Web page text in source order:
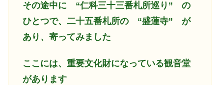
その途中に “仁科三十三番札所巡り” の
ひとつで、二十五番札所の “盛蓮寺” が
あり、寄ってみました
ここには、重要文化財になっている観音堂
があります